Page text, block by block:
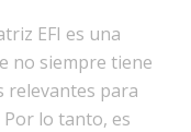
EFI es una
no siempre tiene
relevantes para
Por lo tanto, es